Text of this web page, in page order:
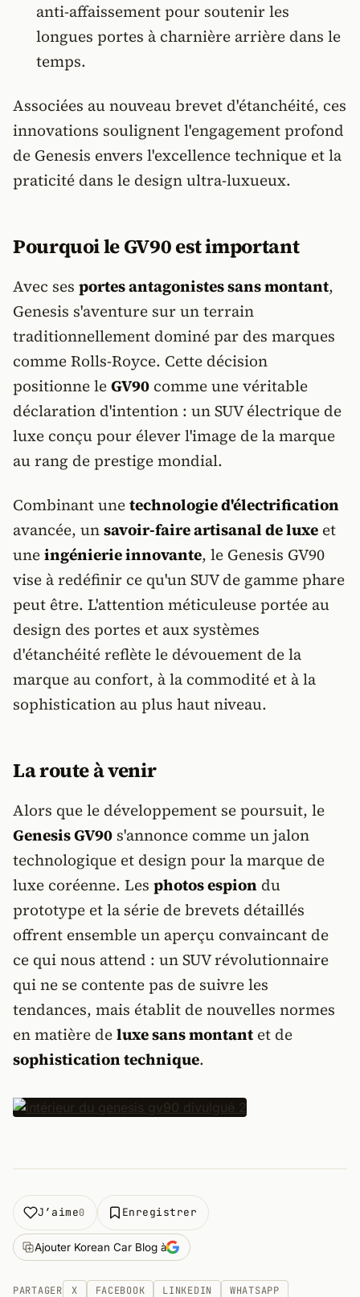
anti-affaissement pour soutenir les
longues portes à charnière arrière dans le
temps.
Associées au nouveau brevet d'étanchéité, ces
innovations soulignent l'engagement profond
de Genesis envers l'excellence technique et la
praticité dans le design ultra-luxueux.
Pourquoi le GV90 est important
Avec ses portes antagonistes sans montant,
Genesis s'aventure sur un terrain
traditionnellement dominé par des marques
comme Rolls-Royce. Cette décision
positionne leGV90 comme une véritable
déclaration d'intention : un SUV électrique de
luxe conçu pour élever l'image de la marque
au rang de prestige mondial.
Combinant unetechnologie d'électrification
avancée, unsavoir-faire artisanal de luxe et
uneingénierie innovante, le Genesis GV90
vise à redéfinir ce qu'un SUV de gamme phare
peut être. L'attention méticuleuse portée au
design des portes et aux systèmes
d'étanchéité reflète le dévouement de la
marque au confort, à la commodité et à la
sophistication au plus haut niveau.
La route à venir
Alors que le développement se poursuit, le
Genesis GV90 s'annonce comme un jalon
technologique et design pour la marque de
luxe coréenne. Les photos espion du
prototype et la série de brevets détaillés
offrent ensemble un aperçu convaincant de
ce qui nous attend : un SUV révolutionnaire
qui ne se contente pas de suivre les
tendances, mais établit de nouvelles normes
en matière deluxe sans montant et de
sophistication technique.
J’aime0 Enregistrer
Ajouter Korean Car Blog à
PARTAGER X FACEBOOK LINKEDIN WHATSAPP